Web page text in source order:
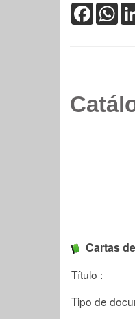
Cartas
Título :
Tipo de